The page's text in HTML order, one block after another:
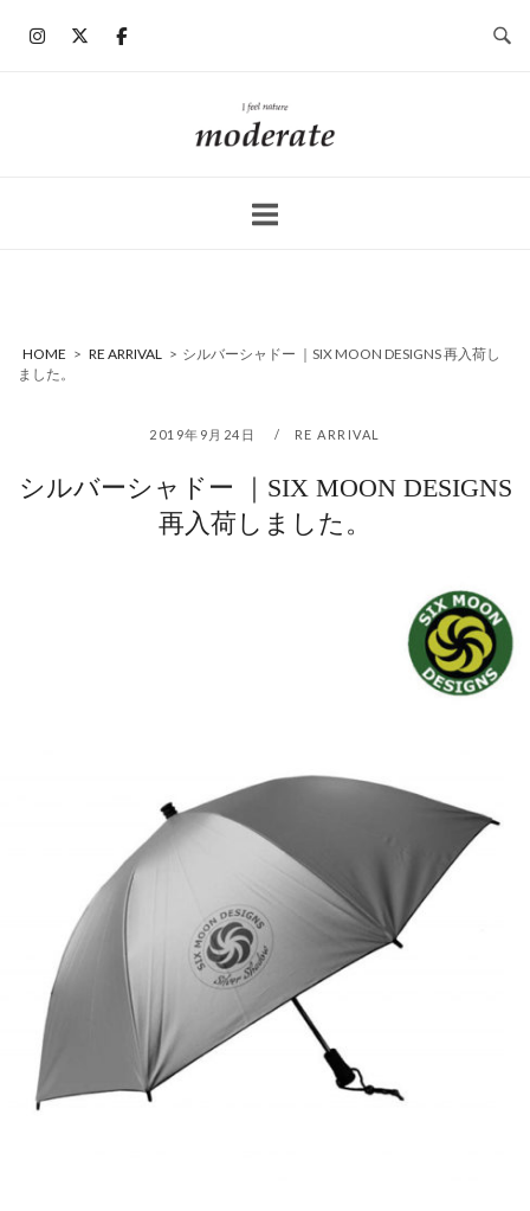
ホ
ー
HOME > RE ARRIVAL > シルバーシャドー ｜SIX MOON DESIGNS 再入荷し
ました。
2019年9月24日 RE ARRIVAL
シルバーシャドー ｜SIX MOON DESIGNS
再入荷しました。